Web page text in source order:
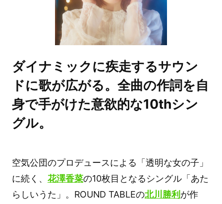
ダイナミックに疾走するサウン
ドに歌が広がる。全曲の作詞を自
身で手がけた意欲的な10thシン
グル。
空気公団のプロデュースによる「透明な女の子」
に続く、 花澤香菜の10枚目となるシングル「あた
らしいうた」。ROUND TABLEの北川勝利 が作